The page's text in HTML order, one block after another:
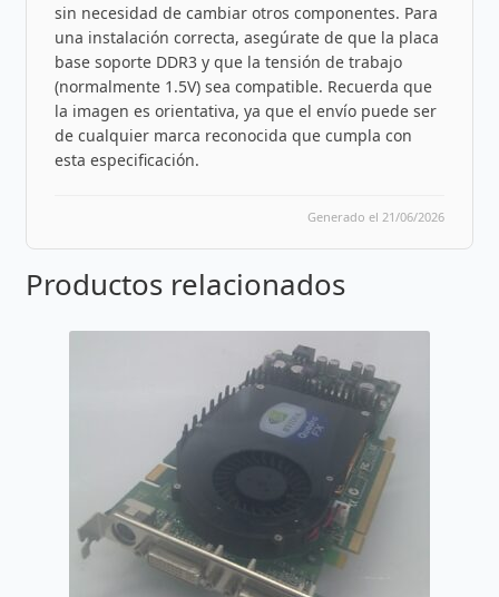
sin necesidad de cambiar otros componentes. Para
una instalación correcta, asegúrate de que la placa
base soporte DDR3 y que la tensión de trabajo
(normalmente 1.5V) sea compatible. Recuerda que
la imagen es orientativa, ya que el envío puede ser
de cualquier marca reconocida que cumpla con
esta especificación.
Generado el 21/06/2026
Productos relacionados